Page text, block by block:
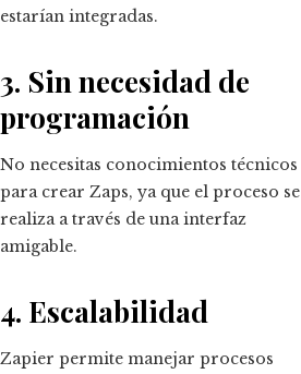
estarían integradas.
3. Sin necesidad de
programación
No necesitas conocimientos técnicos
para crear Zaps, ya que el proceso se
realiza a través de una interfaz
amigable.
4. Escalabilidad
Zapier permite manejar procesos